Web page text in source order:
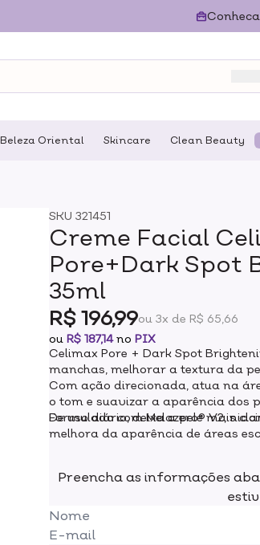
Beleza Oriental Skincare Clean Beauty
SKU321451
Creme Facial
Pore+Dark Spot
35ml
R$ 196,99ou 3x de R$ 65,66
ouR$ 187,14noPIX
Celimax Pore + Dark Spot
manchas, melhorar a textura da
Com ação direcionada, atua na
o tom e suavizar a aparência dos
De uso diário, deixa a pele mais
Formulado com Melazero® V2,
melhora da aparência de áreas
Preencha as informações